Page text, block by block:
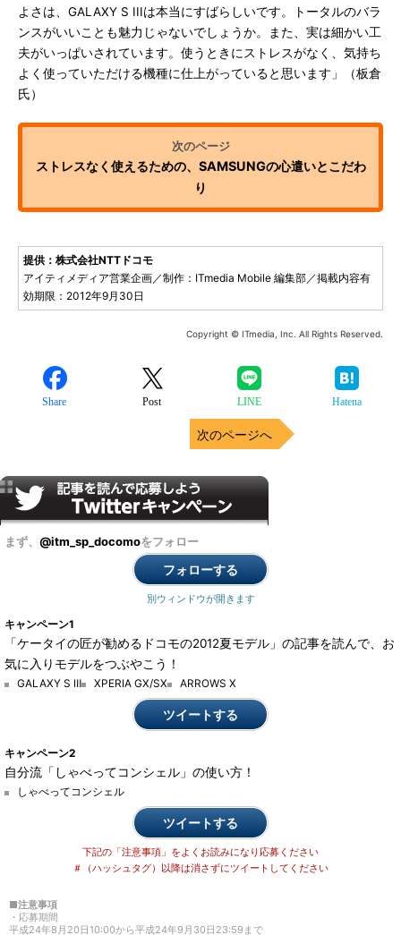
よさは、GALAXY S IIIは本当にすばらしいです。トータルのバラ
ンスがいいことも魅力じゃないでしょうか。また、実は細かい工
夫がいっぱいされています。使うときにストレスがなく、気持ち
よく使っていただける機種に仕上がっていると思います」（板倉
氏）
ストレスなく使えるための、SAMSUNGの心遣いとこだわ
り
提供：株式会社NTTドコモ
アイティメディア営業企画／制作：ITmedia Mobile 編集部／掲載内容有
効期限：2012年9月30日
Copyright © ITmedia, Inc. All Rights Reserved.
Share Post LINE Hatena
次のページへ
まず、 @itm_sp_docomoをフォロー
フォローする
別ウィンドウが開きます
キャンペーン1
「ケータイの匠が勧めるドコモの2012夏モデル」の記事を読んで、お
気に入りモデルをつぶやこう！
GALAXY S Ⅲ XPERIA GX/SX ARROWS X
ツイートする
キャンペーン2
自分流「しゃべってコンシェル」の使い方！
しゃべってコンシェル
ツイートする
下記の「注意事項」をよくお読みになり応募ください
＃（ハッシュタグ）以降は消さずにツイートしてください
■注意事項
・応募期間
平成24年8月20日10:00から平成24年9月30日23:59まで